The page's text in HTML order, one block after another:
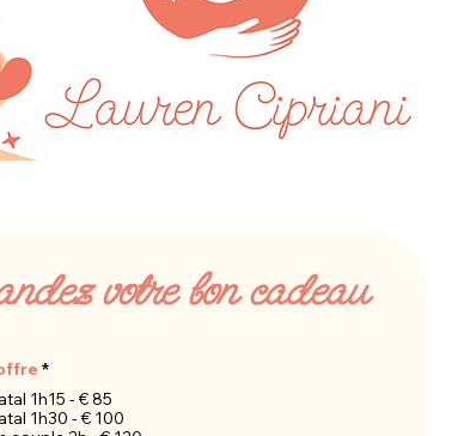
votre bon cadeau
*
1h15 - € 85
1h30 - € 100